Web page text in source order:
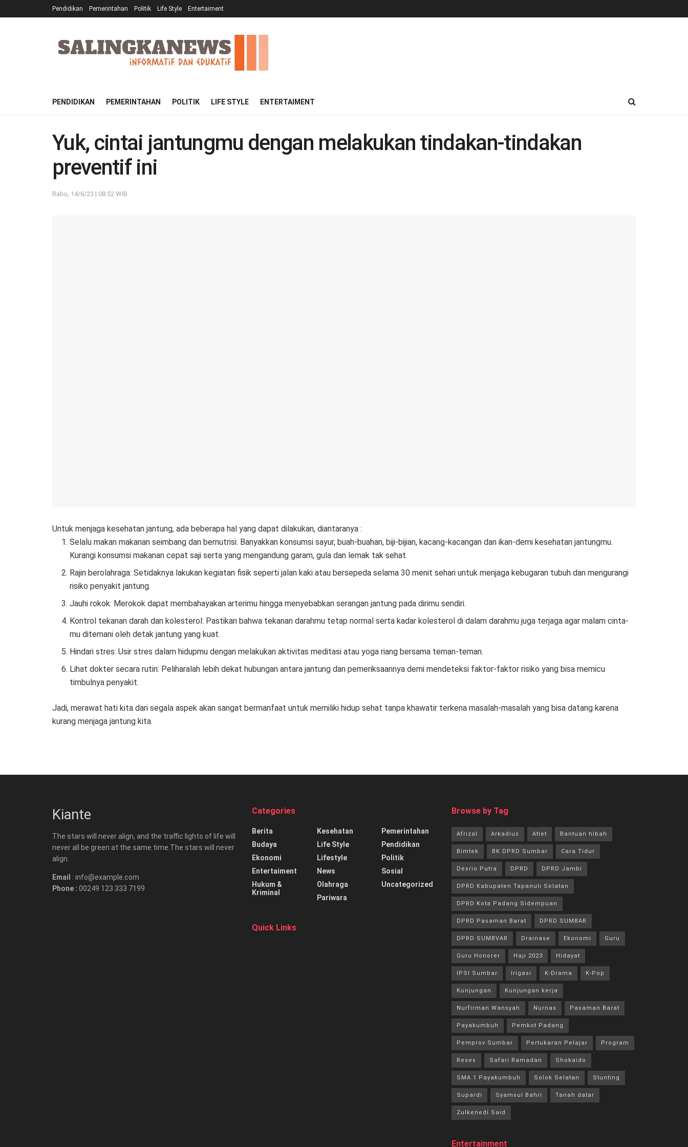
Pendidikan Pemerintahan Politik Life Style Entertaiment
PENDIDIKAN PEMERINTAHAN POLITIK LIFE STYLE ENTERTAIMENT
Yuk, cintai jantungmu dengan melakukan tindakan-tindakan
preventif ini
Rabu, 14/6/23 | 08:52 WIB
Untuk menjaga kesehatan jantung, ada beberapa hal yang dapat dilakukan, diantaranya :
Selalu makan makanan seimbang dan bernutrisi: Banyakkan konsumsi sayur, buah-buahan, biji-bijian, kacang-kacangan dan ikan-demi kesehatan jantungmu.
Kurangi konsumsi makanan cepat saji serta yang mengandung garam, gula dan lemak tak sehat.
Rajin berolahraga: Setidaknya lakukan kegiatan fisik seperti jalan kaki atau bersepeda selama 30 menit sehari untuk menjaga kebugaran tubuh dan mengurangi
risiko penyakit jantung.
Jauhi rokok: Merokok dapat membahayakan arterimu hingga menyebabkan serangan jantung pada dirimu sendiri.
Kontrol tekanan darah dan kolesterol: Pastikan bahwa tekanan darahmu tetap normal serta kadar kolesterol di dalam darahmu juga terjaga agar malam cinta-
mu ditemani oleh detak jantung yang kuat.
Hindari stres: Usir stres dalam hidupmu dengan melakukan aktivitas meditasi atau yoga riang bersama teman-teman.
Lihat dokter secara rutin: Peliharalah lebih dekat hubungan antara jantung dan pemeriksaannya demi mendeteksi faktor-faktor risiko yang bisa memicu
timbulnya penyakit.
Jadi, merawat hati kita dari segala aspek akan sangat bermanfaat untuk memiliki hidup sehat tanpa khawatir terkena masalah-masalah yang bisa datang karena
kurang menjaga jantung kita.
Kiante
The stars will never align, and the traffic lights of life will
never all be green at the same time.The stars will never
align.
Email : info@example.com
Phone : 00249 123 333 7199
Categories
Berita
Budaya
Ekonomi
Entertaiment
Hukum &
Kriminal
Kesehatan
Life Style
Lifestyle
News
Olahraga
Pariwara
Pemerintahan
Pendidikan
Politik
Sosial
Uncategorized
Quick Links
Browse by Tag
Afrizal Arkadius Atlet Bantuan hibah
Bimtek BK DPRD Sumbar Cara Tidur
Desrio Putra DPRD DPRD Jambi
DPRD Kabupaten Tapanuli Selatan
DPRD Kota Padang Sidempuan
DPRD Pasaman Barat DPRD SUMBAR
DPRD SUMBVAR Drainase Ekonomi Guru
Guru Honorer Haji 2023 Hidayat
IPSI Sumbar Irigasi K-Drama K-Pop
Kunjungan Kunjungan kerja
Nurfirman Wansyah Nurnas Pasaman Barat
Payakumbuh Pemkot Padang
Pemprov Sumbar Pertukaran Pelajar Program
Reses Safari Ramadan Shokaido
SMA 1 Payakumbuh Solok Selatan Stunting
Supardi Syamsul Bahri Tanah datar
Zulkenedi Said
Entertainment